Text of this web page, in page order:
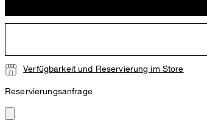
Verfügbarkeit und Reservierung im Store
Reservierungsanfrage